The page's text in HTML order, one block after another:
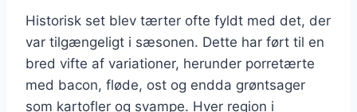
Historisk set blev tærter ofte fyldt med det, der
var tilgængeligt i sæsonen. Dette har ført til en
bred vifte af variationer, herunder porretærte
med bacon, fløde, ost og endda grøntsager
som kartofler og svampe. Hver region i